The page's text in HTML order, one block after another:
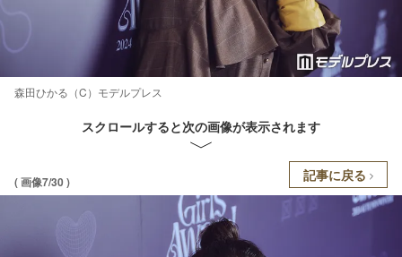
森田ひかる（C）モデルプレス
スクロールすると次の画像が表示されます
( 画像7/30 ) 記事に戻る